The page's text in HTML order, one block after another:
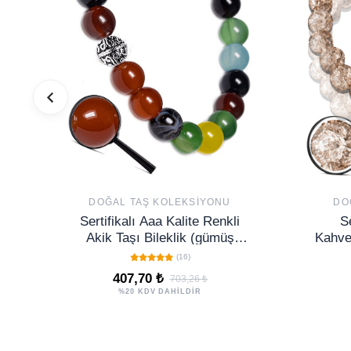
DOĞAL TAŞ KOLEKSIYONU
Sertifikalı Aaa Kalite Renkli
Akik Taşı Bileklik (gümüş
Aparatlı)
(16)
407,70 ₺ 703,26 ₺
%20 KDV DAHİLDİR